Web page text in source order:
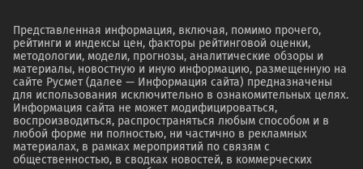
Представленная информация, включая, помимо прочего,
рейтинги и индексы цен, факторы рейтинговой оценки,
методологии, модели, прогнозы, аналитические обзоры и
материалы, новостную и иную информацию, размещенную на
сайте Русмет (далее — Информация сайта) предназначены
для использования исключительно в ознакомительных целях.
Информация сайта не может модифицироваться,
воспроизводиться, распространяться любым способом и в
любой форме ни полностью, ни частично в рекламных
материалах, в рамках мероприятий по связям с
общественностью, в сводках новостей, в коммерческих